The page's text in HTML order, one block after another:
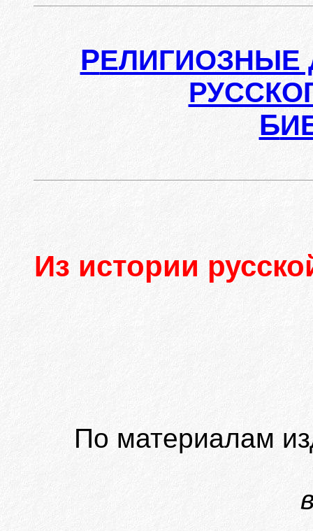
РЕЛИГИОЗНЫЕ
Б
Из истории
По материалам